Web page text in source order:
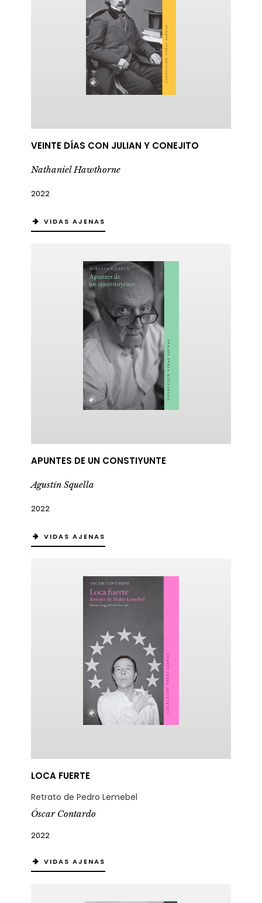
VEINTE DÍAS CON JULIAN Y CONEJITO
Nathaniel Hawthorne
2022
VIDAS AJENAS
APUNTES DE UN CONSTIYUNTE
Agustín Squella
2022
VIDAS AJENAS
LOCA FUERTE
Retrato de Pedro Lemebel
Óscar Contardo
2022
VIDAS AJENAS